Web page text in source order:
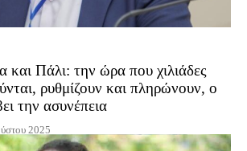
και Πάλι: την ώρα που χιλιάδες
ρυθμίζουν και πληρώνουν, ο
την ασυνέπεια
2025